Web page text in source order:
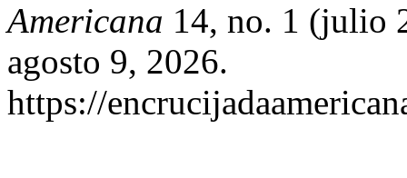
Americana 14, no. 1 (julio
agosto 9, 2026.
https://